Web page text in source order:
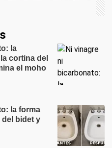
la
cortina del
el moho
la forma
del bidet y